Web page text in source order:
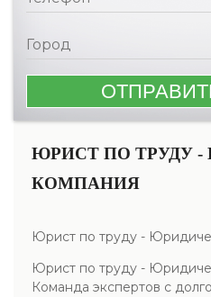
ЮРИСТ ПО ТРУДУ
КОМПАНИЯ
Юрист по труду -
Юрист по труду -
Команда экспертов с